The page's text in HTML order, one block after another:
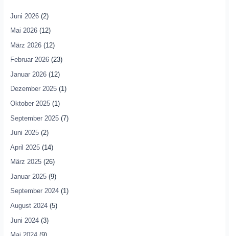
Juni 2026(2)
Mai 2026(12)
März 2026(12)
Februar 2026(23)
Januar 2026(12)
Dezember 2025(1)
Oktober 2025(1)
September 2025(7)
Juni 2025(2)
April 2025(14)
März 2025(26)
Januar 2025(9)
September 2024(1)
August 2024(5)
Juni 2024(3)